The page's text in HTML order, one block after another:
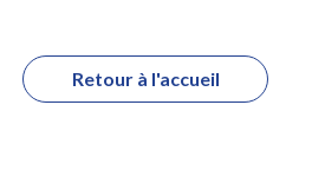
Retour à l'accueil